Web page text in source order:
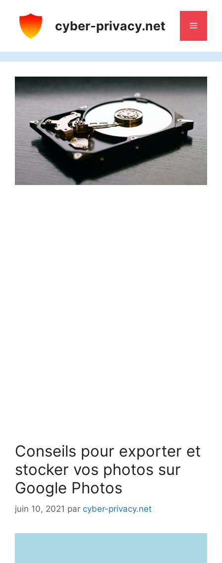
contenu
cyber-privacy.net Menu
Conseils pour exporter et
stocker vos photos sur
Google Photos
juin 10, 2021 par cyber-privacy.net